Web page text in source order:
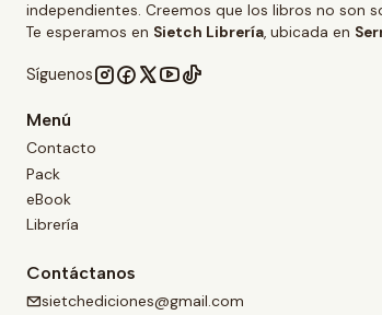
independientes. Creemos que los libros no son
Te esperamos en Sietch Librería, ubicada en
Síguenos
Menú
Contacto
Pack
eBook
Librería
Contáctanos
sietchediciones@gmail.com